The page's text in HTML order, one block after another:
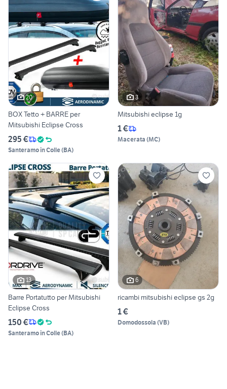
20
BOX Tetto + BARRE per
Mitsubishi Eclipse Cross
295 €
Santeramo in Colle(BA)
3
Mitsubishi eclipse 1g
1 €
Macerata (MC)
13
Barre Portatutto per Mitsubishi
Eclipse Cross
150 €
Santeramo in Colle(BA)
6
ricambi mitsubishi eclipse gs 2g
1 €
Domodossola (VB)